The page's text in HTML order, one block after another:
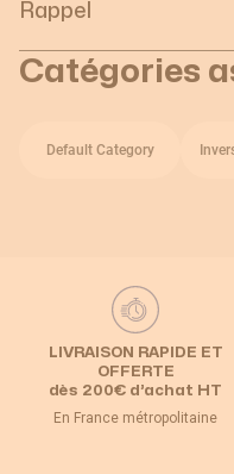
Rappel
Catégories
Default Category
LIVRAISON RAPIDE ET
OFFERTE
dès 200€ d’achat HT
En France métropolitaine